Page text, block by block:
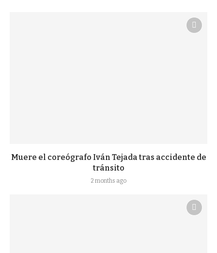
Muere el coreógrafo Iván Tejada tras accidente de
tránsito
2 months ago